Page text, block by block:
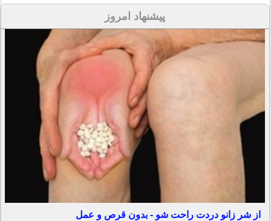
پیشنهاد امروز
از شر زانو دردت راحت شو - بدون قرص و عمل